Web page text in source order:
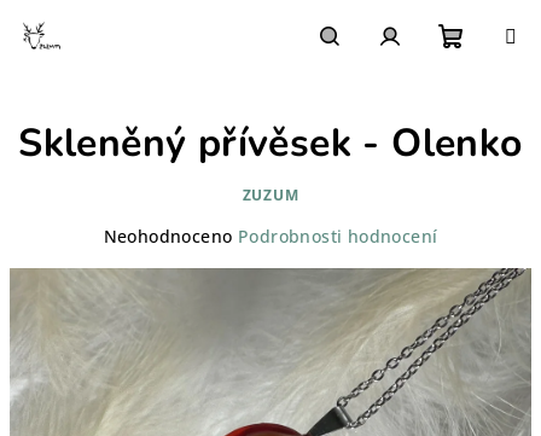
košík
Skleněný přívěsek - Olenko
ZUZUM
Průměrné
produktu
je
0,0
z
5
hvězdiček.
Neohodnoceno Podrobnosti hodnocení